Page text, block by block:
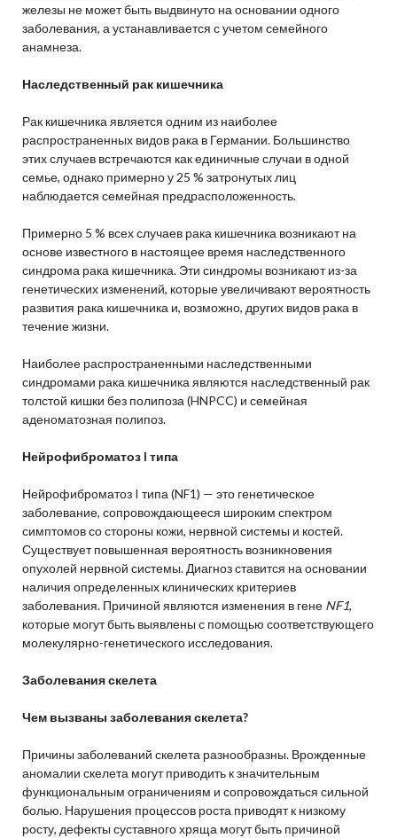
железы не может быть выдвинуто на основании одного
заболевания, а устанавливается с учетом семейного
анамнеза.
Наследственный рак кишечника
Рак кишечника является одним из наиболее
распространенных видов рака в Германии. Большинство
этих случаев встречаются как единичные случаи в одной
семье, однако примерно у 25 % затронутых лиц
наблюдается семейная предрасположенность.
Примерно 5 % всех случаев рака кишечника возникают на
основе известного в настоящее время наследственного
синдрома рака кишечника. Эти синдромы возникают из-за
генетических изменений, которые увеличивают вероятность
развития рака кишечника и, возможно, других видов рака в
течение жизни.
Наиболее распространенными наследственными
синдромами рака кишечника являются наследственный рак
толстой кишки без полипоза (HNPCC) и семейная
аденоматозная полипоз.
Нейрофиброматоз I типа
Нейрофиброматоз I типа (NF1) — это генетическое
заболевание, сопровождающееся широким спектром
симптомов со стороны кожи, нервной системы и костей.
Существует повышенная вероятность возникновения
опухолей нервной системы. Диагноз ставится на основании
наличия определенных клинических критериев
заболевания. Причиной являются изменения в гене NF1,
которые могут быть выявлены с помощью соответствующего
молекулярно-генетического исследования.
Заболевания скелета
Чем вызваны заболевания скелета?
Причины заболеваний скелета разнообразны. Врожденные
аномалии скелета могут приводить к значительным
функциональным ограничениям и сопровождаться сильной
болью. Нарушения процессов роста приводят к низкому
росту, дефекты суставного хряща могут быть причиной